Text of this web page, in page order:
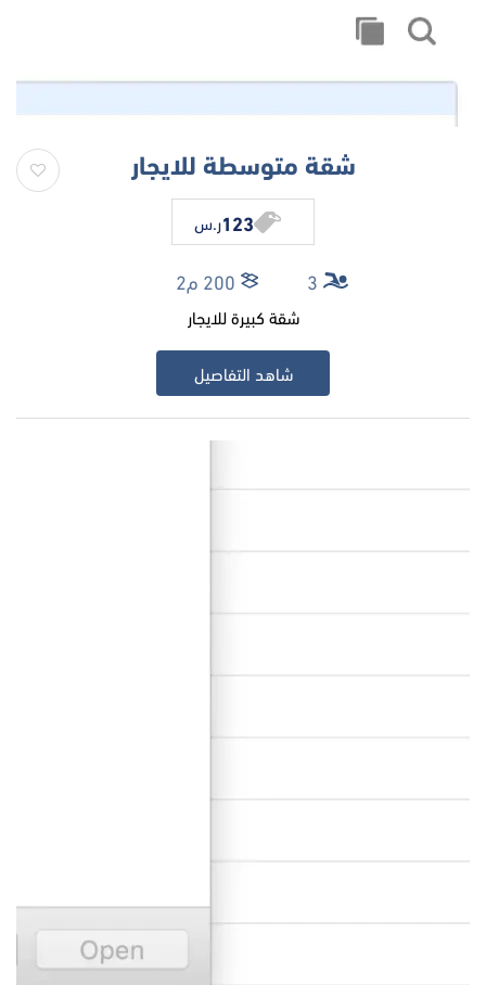
شقة متوسطة للايجار
123ر.س
3 200 م2
شقة كبيرة للايجار
شاهد التفاصيل